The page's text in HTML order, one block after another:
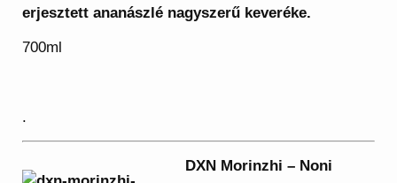
erjesztett ananászlé nagyszerű keveréke.
700ml
.
DXN Morinzhi – Noni